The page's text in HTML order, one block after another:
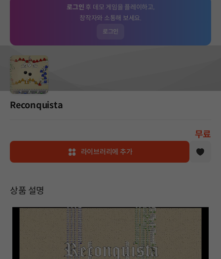
로그인 후 데모 게임을 플레이하고,
창작자와 소통해 보세요.
로그인
Reconquista
무료
라이브러리에 추가
상품 설명